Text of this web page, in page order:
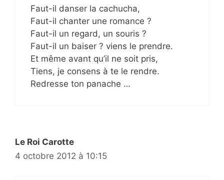
Faut-il danser la cachucha,
Faut-il chanter une romance ?
Faut-il un regard, un souris ?
Faut-il un baiser ? viens le prendre.
Et même avant qu’il ne soit pris,
Tiens, je consens à te le rendre.
Redresse ton panache …
Le Roi Carotte
4 octobre 2012 à 10:15